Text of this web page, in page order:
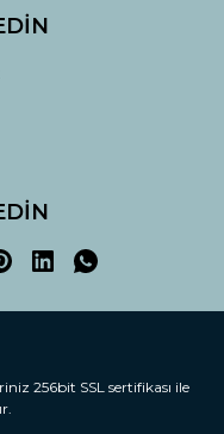
256bit SSL sertifikası ile